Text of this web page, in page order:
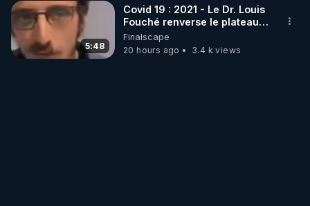
🌱 LA BOUTIQUE DU MAGAZINE
Pour obtenir les anciens numéros que vous avez
5:48
Covid 19 : 2021 - Le Dr. Louis
Fouché renverse le plateau
de CNews !
Finalscape
20 hours ago
3.4 k views